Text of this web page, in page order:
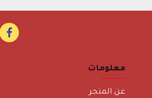
معلومات
عن المتجر